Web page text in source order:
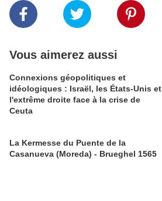
Vous aimerez aussi
Connexions géopolitiques et
idéologiques : Israël, les États-Unis et
l'extrême droite face à la crise de
Ceuta
La Kermesse du Puente de la
Casanueva (Moreda) - Brueghel 1565